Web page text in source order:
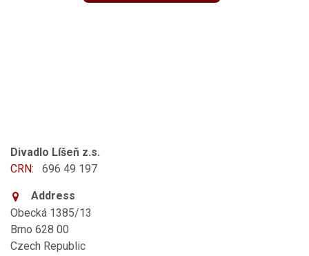
Divadlo Líšeň z.s.
CRN: 696 49 197
Address
Obecká 1385/13
Brno 628 00
Czech Republic